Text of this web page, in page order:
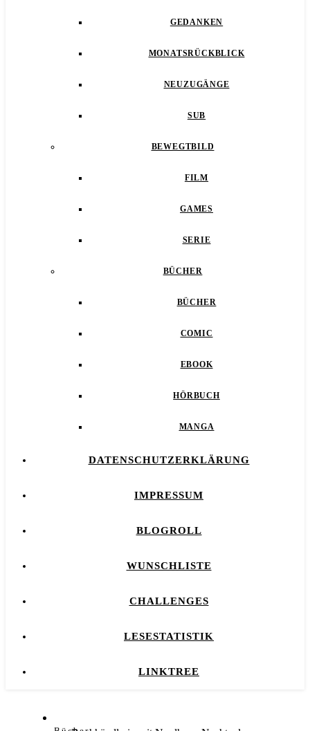
GEDANKEN
MONATSRÜCKBLICK
NEUZUGÄNGE
SUB
BEWEGTBILD
FILM
GAMES
SERIE
BÜCHER
BÜCHER
COMIC
EBOOK
HÖRBUCH
MANGA
DATENSCHUTZERKLÄRUNG
IMPRESSUM
BLOGROLL
WUNSCHLISTE
CHALLENGES
LESESTATISTIK
LINKTREE